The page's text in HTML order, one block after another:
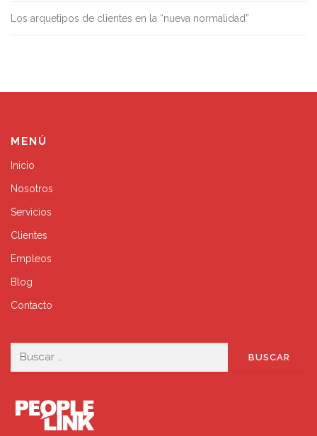
Los arquetipos de clientes en la “nueva normalidad”
MENÚ
Inicio
Nosotros
Servicios
Clientes
Empleos
Blog
Contacto
Buscar: